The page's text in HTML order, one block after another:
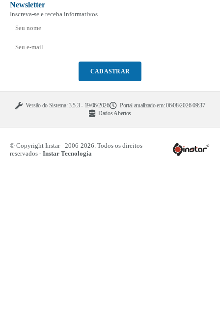
Newsletter
Inscreva-se e receba informativos
CADASTRAR
Versão do Sistema:3.5.3 - 19/06/2026 Portal atualizado em:06/08/2026 09:37
Dados Abertos
© Copyright Instar - 2006-2026. Todos os direitos
reservados - Instar Tecnologia